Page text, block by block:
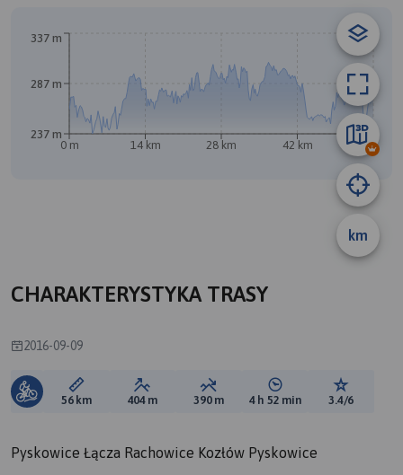
km
0 m 14 km 28 km 42 km 56 km
237 m
287 m
337 m
CHARAKTERYSTYKA TRASY
2016-09-09
Długość trasy:
56 km Suma przewyższeń:
404 m Suma spadków:
390 m Średni czas potrzebny
4 h 52 min Ocena
3.4/6
Pyskowice Łącza Rachowice Kozłów Pyskowice